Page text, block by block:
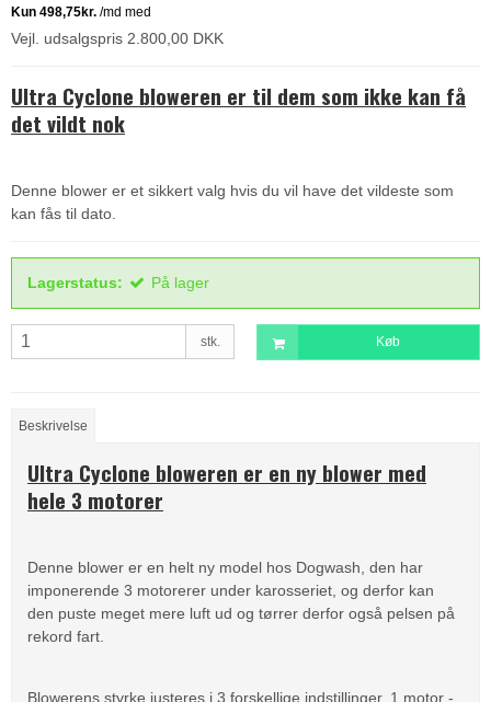
Vejl. udsalgspris 2.800,00 DKK
Ultra Cyclone bloweren er til dem som ikke kan få
det vildt nok
Denne blower er et sikkert valg hvis du vil have det vildeste som
kan fås til dato.
Lagerstatus: På lager
stk. Køb
Beskrivelse
Ultra Cyclone bloweren er en ny blower med
hele 3 motorer
Denne blower er en helt ny model hos Dogwash, den har
imponerende 3 motorerer under karosseriet, og derfor kan
den puste meget mere luft ud og tørrer derfor også pelsen på
rekord fart.
Blowerens styrke justeres i 3 forskellige indstillinger. 1 motor -